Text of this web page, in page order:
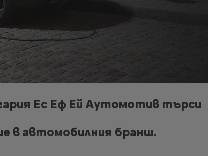
Ес Еф Ей Аутомотив търси
в автомобилния бранш.